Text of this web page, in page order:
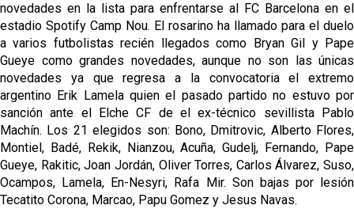
novedades en la lista para enfrentarse al FC Barcelona en el
estadio Spotify Camp Nou. El rosarino ha llamado para el duelo
a varios futbolistas recién llegados como Bryan Gil y Pape
Gueye como grandes novedades, aunque no son las únicas
novedades ya que regresa a la convocatoria el extremo
argentino Erik Lamela quien el pasado partido no estuvo por
sanción ante el Elche CF de el ex-técnico sevillista Pablo
Machín. Los 21 elegidos son: Bono, Dmitrovic, Alberto Flores,
Montiel, Badé, Rekik, Nianzou, Acuña, Gudelj, Fernando, Pape
Gueye, Rakitic, Joan Jordán, Oliver Torres, Carlos Álvarez, Suso,
Ocampos, Lamela, En-Nesyri, Rafa Mir. Son bajas por lesión
Tecatito Corona, Marcao, Papu Gomez y Jesus Navas.